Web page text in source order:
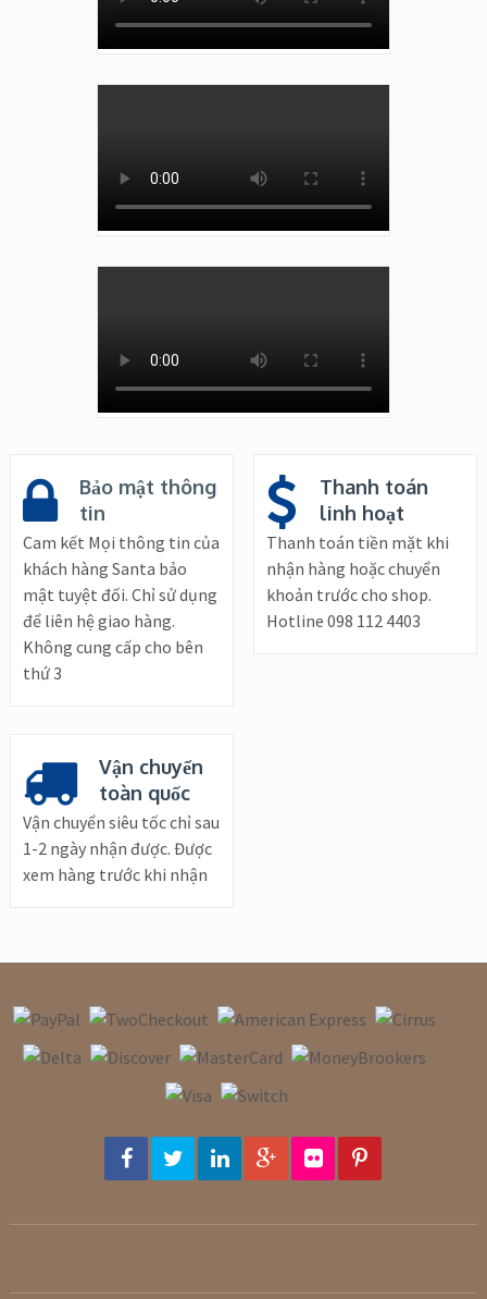
Bảo mật thông
tin
Cam kết Mọi thông tin của
khách hàng Santa bảo
mật tuyệt đối. Chỉ sử dụng
để liên hệ giao hàng.
Không cung cấp cho bên
thứ 3
Thanh toán
linh hoạt
Thanh toán tiền mặt khi
nhận hàng hoặc chuyển
khoản trước cho shop.
Hotline 098 112 4403
Vận chuyển
toàn quốc
Vận chuyển siêu tốc chỉ sau
1-2 ngày nhận được. Được
xem hàng trước khi nhận